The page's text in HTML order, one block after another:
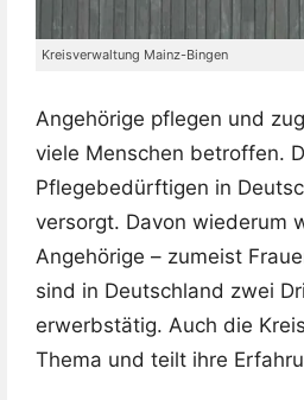
Kreisverwaltung Mainz-Bingen
Angehörige pflegen und
viele Menschen betroffen.
Pflegebedürftigen in
versorgt. Davon wiederum
Angehörige – zumeist
sind in Deutschland zwei
erwerbstätig. Auch die
Thema und teilt ihre